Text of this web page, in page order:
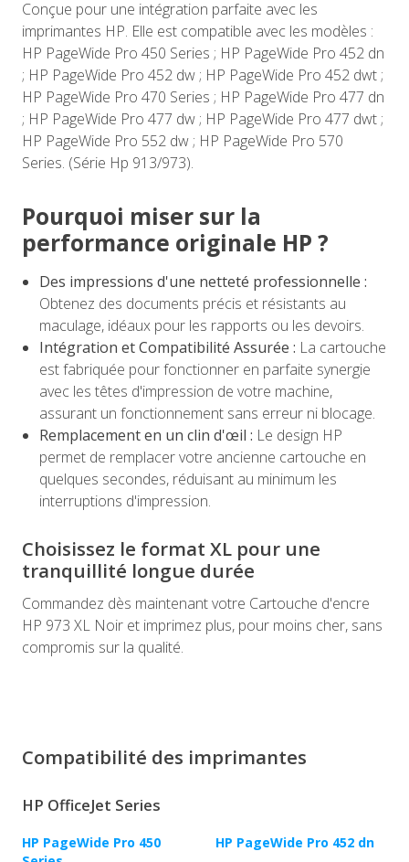
Conçue pour une intégration parfaite avec les
imprimantes HP. Elle est compatible avec les modèles :
HP PageWide Pro 450 Series ; HP PageWide Pro 452 dn
; HP PageWide Pro 452 dw ; HP PageWide Pro 452 dwt ;
HP PageWide Pro 470 Series ; HP PageWide Pro 477 dn
; HP PageWide Pro 477 dw ; HP PageWide Pro 477 dwt ;
HP PageWide Pro 552 dw ; HP PageWide Pro 570
Series. (Série Hp 913/973).
Pourquoi miser sur la
performance originale HP ?
Des impressions d'une netteté professionnelle :
Obtenez des documents précis et résistants au
maculage, idéaux pour les rapports ou les devoirs.
Intégration et Compatibilité Assurée : La cartouche
est fabriquée pour fonctionner en parfaite synergie
avec les têtes d'impression de votre machine,
assurant un fonctionnement sans erreur ni blocage.
Remplacement en un clin d'œil : Le design HP
permet de remplacer votre ancienne cartouche en
quelques secondes, réduisant au minimum les
interruptions d'impression.
Choisissez le format XL pour une
tranquillité longue durée
Commandez dès maintenant votre Cartouche d'encre
HP 973 XL Noir et imprimez plus, pour moins cher, sans
compromis sur la qualité.
Compatibilité des imprimantes
HP OfficeJet Series
HP PageWide Pro 450
HP PageWide Pro 452 dn